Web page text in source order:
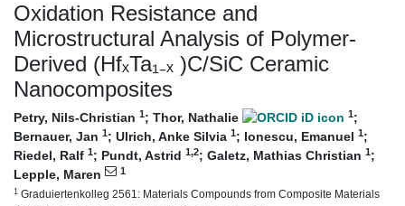
Oxidation Resistance and
Microstructural Analysis of Polymer‐
Derived (HfₓTa₁₋ₓ )C/SiC Ceramic
Nanocomposites
Petry, Nils-Christian 1; Thor, Nathalie 1;
Bernauer, Jan 1; Ulrich, Anke Silvia 1; Ionescu, Emanuel 1;
Riedel, Ralf 1; Pundt, Astrid 1,2; Galetz, Mathias Christian 1;
Lepple, Maren
1
1 Graduiertenkolleg 2561: Materials Compounds from Composite Materials